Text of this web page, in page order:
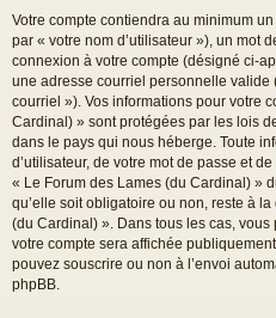
Votre compte contiendra au minimum
par « votre nom d’utilisateur »), un mot
connexion à votre compte (désigné ci-
une adresse courriel personnelle valide
courriel »). Vos informations pour votre
Cardinal) » sont protégées par les lois
dans le pays qui nous héberge. Toute
d’utilisateur, de votre mot de passe et
« Le Forum des Lames (du Cardinal) »
qu’elle soit obligatoire ou non, reste à
(du Cardinal) ». Dans tous les cas,
votre compte sera affichée
pouvez souscrire ou non à l’envoi
phpBB.